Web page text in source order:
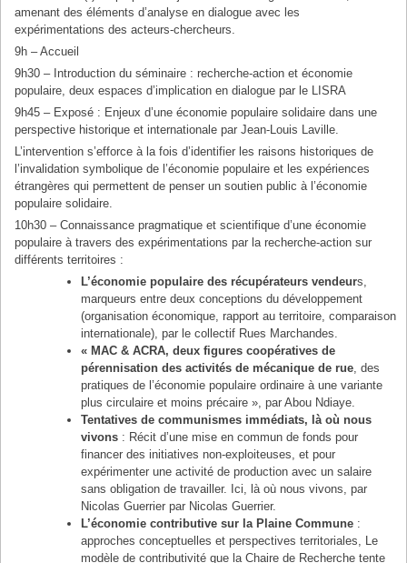
amenant des éléments d’analyse en dialogue avec les
expérimentations des acteurs-chercheurs.
9h – Accueil
9h30 – Introduction du séminaire : recherche-action et économie
populaire, deux espaces d’implication en dialogue par le LISRA
9h45 – Exposé : Enjeux d’une économie populaire solidaire dans une
perspective historique et internationale par Jean-Louis Laville.
L’intervention s’efforce à la fois d’identifier les raisons historiques de
l’invalidation symbolique de l’économie populaire et les expériences
étrangères qui permettent de penser un soutien public à l’économie
populaire solidaire.
10h30 – Connaissance pragmatique et scientifique d’une économie
populaire à travers des expérimentations par la recherche-action sur
différents territoires :
L’économie populaire des récupérateurs vendeurs,
marqueurs entre deux conceptions du développement
(organisation économique, rapport au territoire, comparaison
internationale), par le collectif Rues Marchandes.
« MAC & ACRA, deux figures coopératives de
pérennisation des activités de mécanique de rue, des
pratiques de l’économie populaire ordinaire à une variante
plus circulaire et moins précaire », par Abou Ndiaye.
Tentatives de communismes immédiats, là où nous
vivons : Récit d’une mise en commun de fonds pour
financer des initiatives non-exploiteuses, et pour
expérimenter une activité de production avec un salaire
sans obligation de travailler. Ici, là où nous vivons, par
Nicolas Guerrier par Nicolas Guerrier.
L’économie contributive sur la Plaine Commune :
approches conceptuelles et perspectives territoriales, Le
modèle de contributivité que la Chaire de Recherche tente